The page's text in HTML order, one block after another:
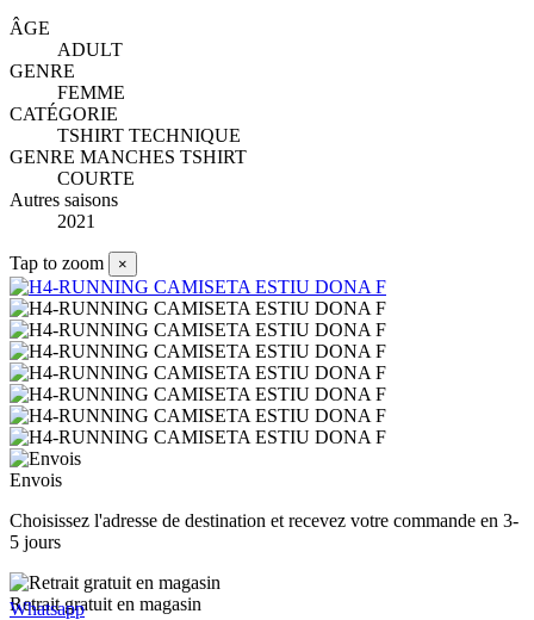
Whatsapp
ÂGE
ADULT
GENRE
FEMME
CATÉGORIE
TSHIRT TECHNIQUE
GENRE MANCHES TSHIRT
COURTE
Autres saisons
2021
Tap to zoom ×
Envois
Choisissez l'adresse de destination et recevez votre commande en 3-
5 jours
Retrait gratuit en magasin